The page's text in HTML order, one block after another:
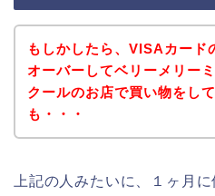
もしかしたら、VISAカード
オーバーしてベリーメリー
クールのお店で買い物をし
も・・・
上記の人みたいに、１ヶ月